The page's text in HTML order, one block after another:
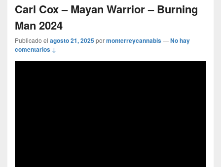
Carl Cox – Mayan Warrior – Burning
Man 2024
Publicado el agosto 21, 2025pormonterreycannabis—No hay
comentarios ↓